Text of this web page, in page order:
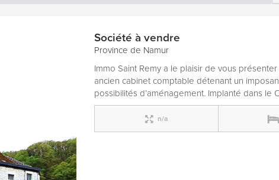
Société à vendre
Province de Namur
Immo Saint Remy a le plaisir de vous
ancien cabinet comptable détenant un
possibilités d’aménagement. Implanté dans le
n/a